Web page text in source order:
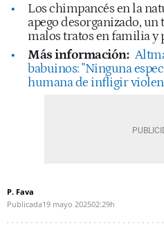
Los chimpancés en la
apego desorganizado,
malos tratos en familia y
Más información:
babuinos: "Ninguna
humana de infligir
P. Fava
Publicada19 mayo 202502:29h